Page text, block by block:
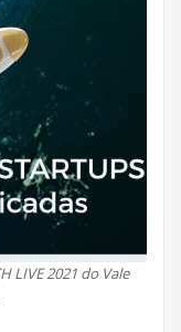
LIVE 2021 do Vale